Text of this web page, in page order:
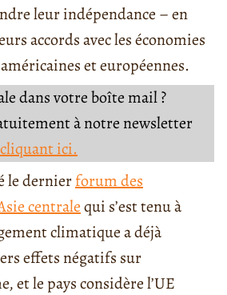
leur indépendance – en
accords avec les économies
et européennes.
dans votre boîte mail ?
à notre newsletter
ici.
le dernierforum des
centralequi s’est tenu à
climatique a déjà
effets négatifs sur
et le pays considère l’UE